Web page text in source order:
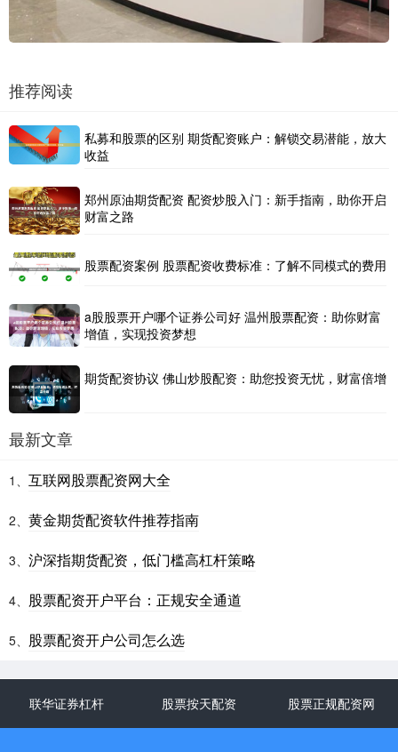
推荐阅读
私募和股票的区别 期货配资账户：解锁交易潜能，放大
收益
郑州原油期货配资 配资炒股入门：新手指南，助你开启
财富之路
股票配资案例 股票配资收费标准：了解不同模式的费用
a股股票开户哪个证券公司好 温州股票配资：助你财富
增值，实现投资梦想
期货配资协议 佛山炒股配资：助您投资无忧，财富倍增
最新文章
1、 互联网股票配资网大全
2、 黄金期货配资软件推荐指南
3、 沪深指期货配资，低门槛高杠杆策略
4、 股票配资开户平台：正规安全通道
5、 股票配资开户公司怎么选
联华证券杠杆 股票按天配资 股票正规配资网